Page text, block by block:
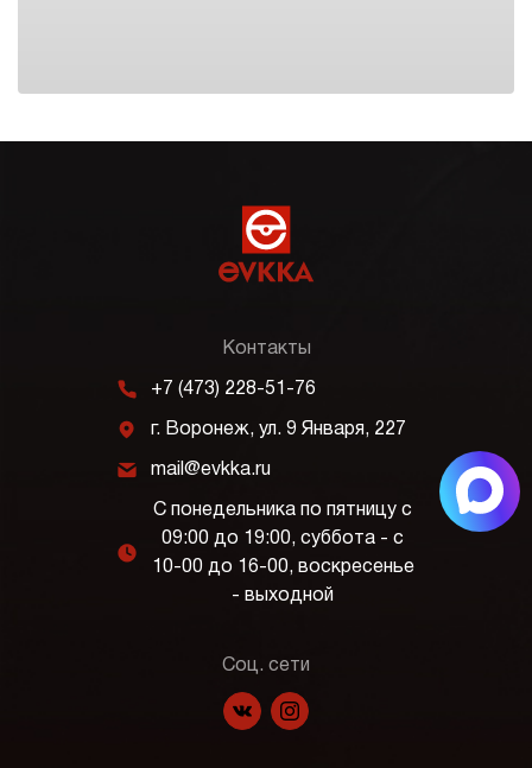
Контакты
m +7 (473) 228-51-76
j г. Воронеж, ул. 9 Января, 227
k mail@evkka.ru
l
С понедельника по пятницу с
09:00 до 19:00, суббота - с
10-00 до 16-00, воскресенье
- выходной
Соц. сети
f p